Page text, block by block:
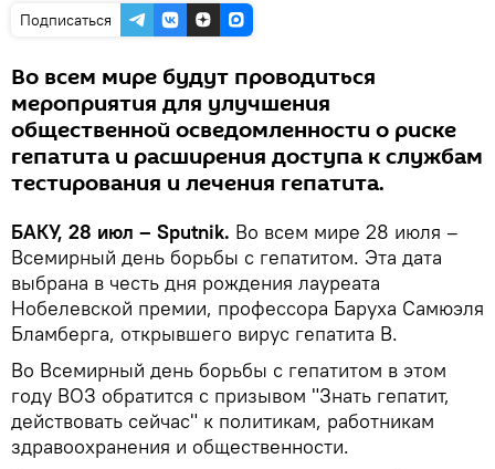
Подписаться
Во всем мире будут проводиться
мероприятия для улучшения
общественной осведомленности о риске
гепатита и расширения доступа к службам
тестирования и лечения гепатита.
БАКУ, 28 июл – Sputnik. Во всем мире 28 июля –
Всемирный день борьбы с гепатитом. Эта дата
выбрана в честь дня рождения лауреата
Нобелевской премии, профессора Баруха Самюэля
Бламберга, открывшего вирус гепатита B.
Во Всемирный день борьбы с гепатитом в этом
году ВОЗ обратится с призывом "Знать гепатит,
действовать сейчас" к политикам, работникам
здравоохранения и общественности.